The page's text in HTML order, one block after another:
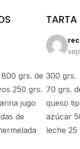
grs. de
250 grs.
jugo
de
TARTA
300
70 grs.
queso
azúcar
leche